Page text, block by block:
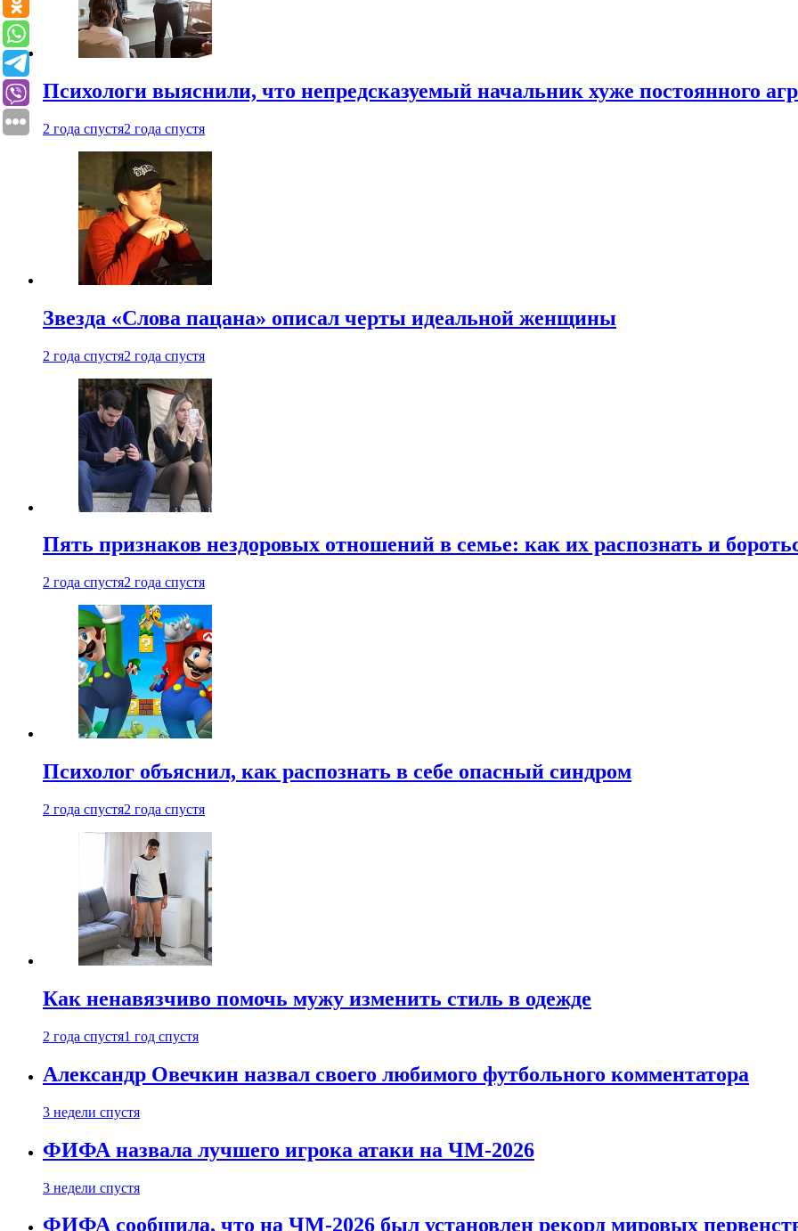
Психологи выяснили, что непредсказуемый начальник хуже постоянного
2 года спустя2 года спустя
Звезда «Слова пацана» описал черты идеальной женщины
2 года спустя2 года спустя
Пять признаков нездоровых отношений в семье: как их распознать и
2 года спустя2 года спустя
Психолог объяснил, как распознать в себе опасный синдром
2 года спустя2 года спустя
Как ненавязчиво помочь мужу изменить стиль в одежде
2 года спустя1 год спустя
Александр Овечкин назвал своего любимого футбольного комментатора
3 недели спустя
ФИФА назвала лучшего игрока атаки на ЧМ-2026
3 недели спустя
ФИФА сообщила, что на ЧМ-2026 был установлен рекорд мировых